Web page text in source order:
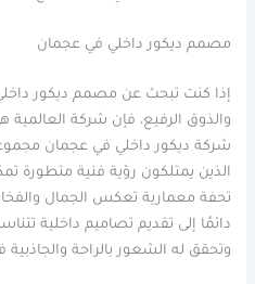
مصمم ديكور داخلي في عجمان
إذا كنت تبحث عن مصمم ديكور
والذوق الرفيع، فإن شركة
شركة ديكور داخلي في عجمان
الذين يمتلكون رؤية فنية متطورة
تحفة معمارية تعكس الجمال
دائمًا إلى تقديم تصاميم داخلية
وتحقق له الشعور بالراحة والجاذبية